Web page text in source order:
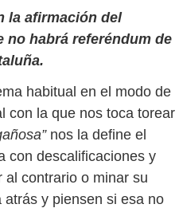
la afirmación del
no habrá referéndum de
habitual en el modo de
con la que nos toca torear
nos la define el
con descalificaciones y
al contrario o minar su
y piensen si esa no